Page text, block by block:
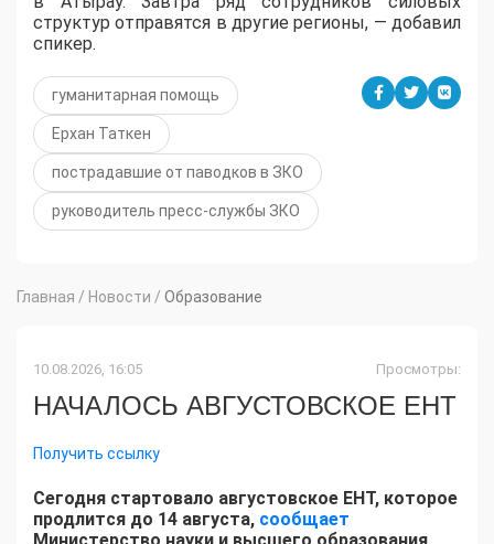
структур отправятся в другие регионы, — добавил
спикер.
гуманитарная помощь
Ерхан Таткен
пострадавшие от паводков в ЗКО
руководитель пресс-службы ЗКО
Главная / Новости / Образование
10.08.2026, 16:05 Просмотры:
НАЧАЛОСЬ АВГУСТОВСКОЕ ЕНТ
Получить ссылку
Сегодня стартовало августовское ЕНТ, которое
продлится до 14 августа, сообщает